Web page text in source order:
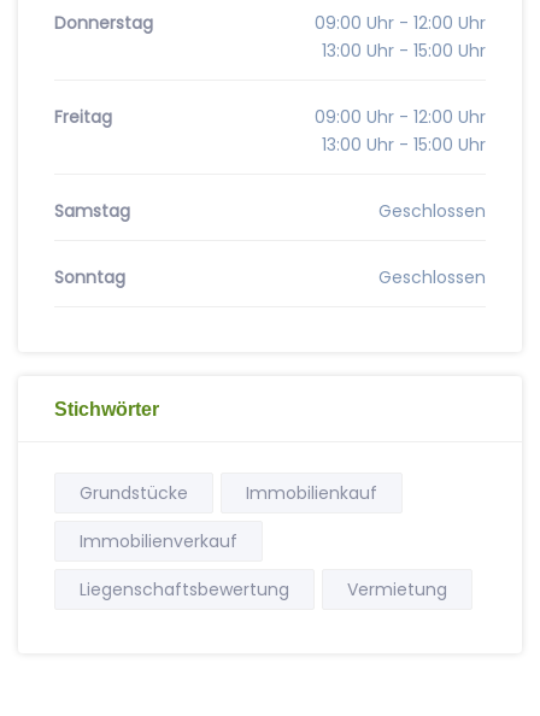
Donnerstag
09:00 Uhr - 12:00 Uhr
13:00 Uhr - 15:00 Uhr
Freitag
09:00 Uhr - 12:00 Uhr
13:00 Uhr - 15:00 Uhr
Samstag Geschlossen
Sonntag Geschlossen
Stichwörter
Grundstücke
Immobilienkauf
Immobilienverkauf
Liegenschaftsbewertung
Vermietung